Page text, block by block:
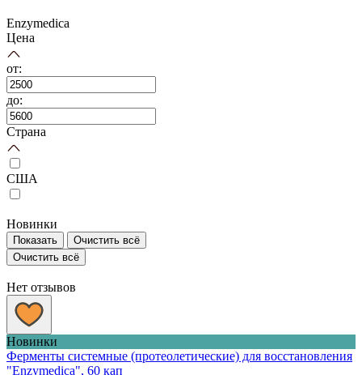
Enzymedica
Цена
от:
до:
Страна
США
Новинки
Показать
Очистить всё
Очистить всё
Нет отзывов
Новинки
Ферменты системные (протеолетические) для восстановления
"Enzymedica", 60 кап